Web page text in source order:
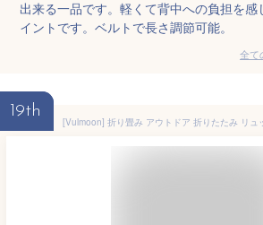
出来る一品です。軽くて背中への負担を感
イントです。ベルトで長さ調節可能。
全て
19th